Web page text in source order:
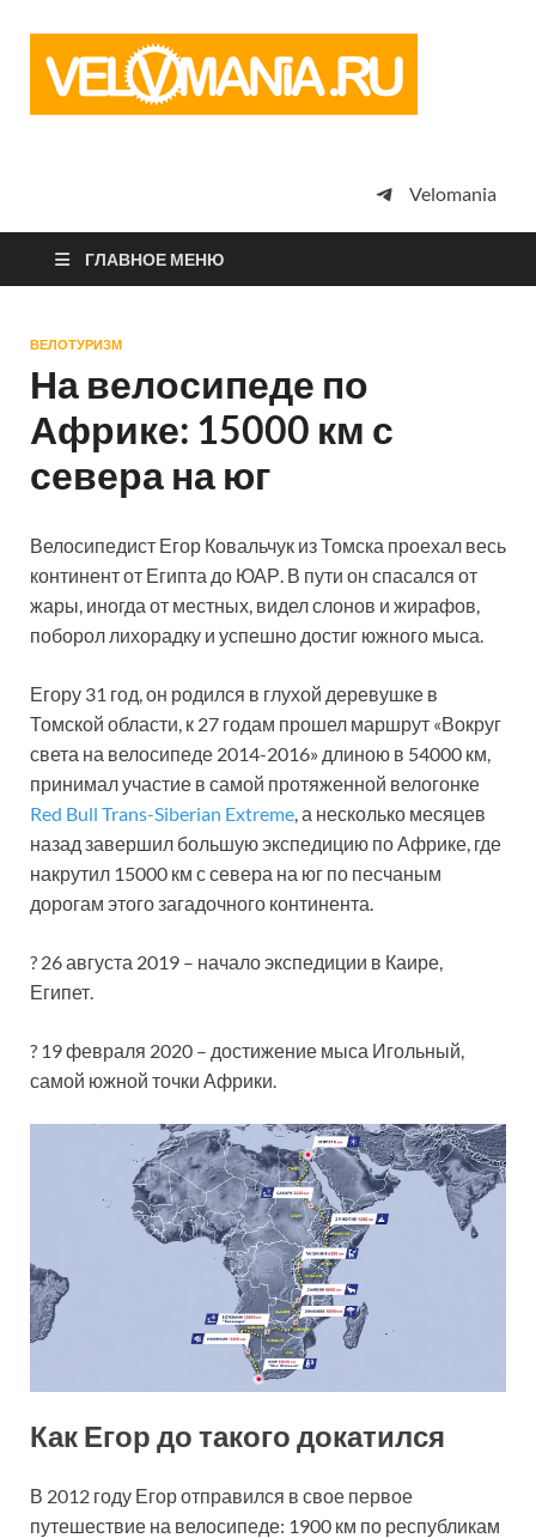
просто
Velomania
ГЛАВНОЕ МЕНЮ
ВЕЛОТУРИЗМ
На велосипеде по
Африке: 15000 км с
севера на юг
Велосипедист Егор Ковальчук из Томска проехал весь
континент от Египта до ЮАР. В пути он спасался от
жары, иногда от местных, видел слонов и жирафов,
поборол лихорадку и успешно достиг южного мыса.
Егору 31 год, он родился в глухой деревушке в
Томской области, к 27 годам прошел маршрут «Вокруг
света на велосипеде 2014-2016» длиною в 54000 км,
принимал участие в самой протяженной велогонке
Red Bull Trans-Siberian Extreme, а несколько месяцев
назад завершил большую экспедицию по Африке, где
накрутил 15000 км с севера на юг по песчаным
дорогам этого загадочного континента.
? 26 августа 2019 – начало экспедиции в Каире,
Египет.
? 19 февраля 2020 – достижение мыса Игольный,
самой южной точки Африки.
Как Егор до такого докатился
В 2012 году Егор отправился в свое первое
путешествие на велосипеде: 1900 км по республикам